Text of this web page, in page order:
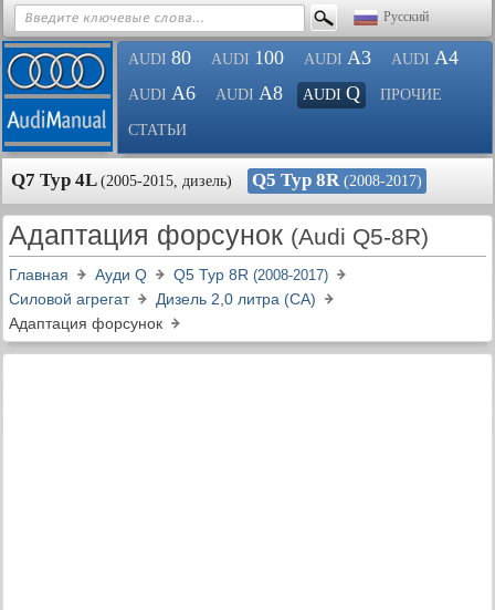
Русский
AUDI 80 AUDI 100 AUDI A3 AUDI A4
AUDI A6 AUDI A8 AUDI Q ПРОЧИЕ
СТАТЬИ
Q7 Typ 4L (2005-2015, дизель) Q5 Typ 8R (2008-2017)
Адаптация форсунок (Audi Q5-8R)
Главная Ауди Q Q5 Typ 8R (2008-2017)
Силовой агрегат
Дизель 2,0 литра (CA)
Адаптация форсунок